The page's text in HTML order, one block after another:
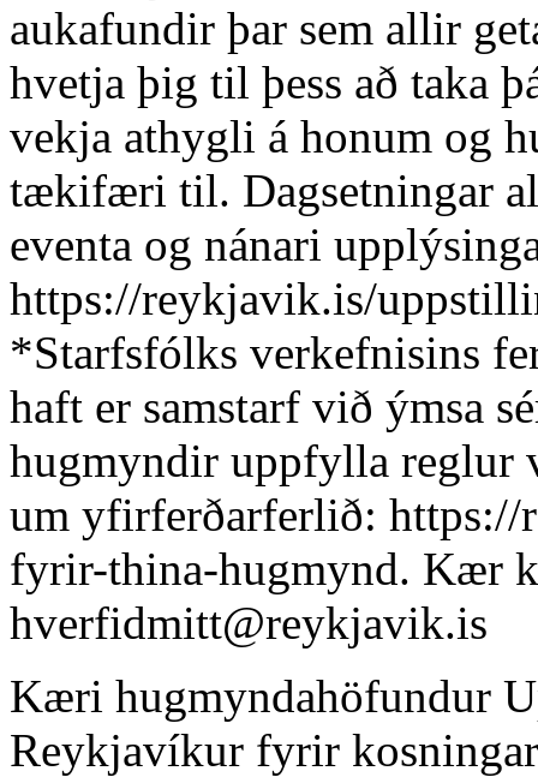
aukafundir þar sem allir
hvetja þig til þess að taka
vekja athygli á honum og
tækifæri til. Dagsetningar
eventa og nánari
https://reykjavik.is/
*Starfsfólks verkefnisins
haft er samstarf við ýmsa
hugmyndir uppfylla reglur
um yfirferðarferlið:
fyrir-thina-hugmynd. Kær
hverfidmitt@reykjavik.is
Kæri hugmyndahöfundur
Reykjavíkur fyrir